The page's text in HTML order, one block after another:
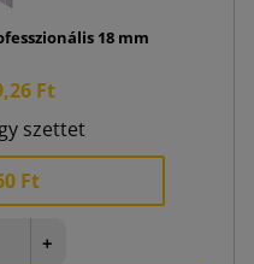
18 mm
Ft
szettet
Ft
+